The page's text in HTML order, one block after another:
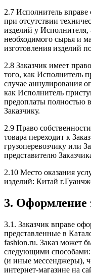
2.7 Исполнитель вправе
при отсутствии
изделий у Исполнителя,
необходимого сырья и
изготовления изделий
2.8 Заказчик имеет
того, как Исполнитель
случае аннулирования
как Исполнитель
предоплаты полностью
Заказчику.
2.9 Право
товара переходит к
грузоперевозчику или
представителю
2.10 Место оказания
изделий: Китай
3. Оформление
3.1. Заказчик вправе
представленные в
fashion.ru. Заказ может
следующими способами:
(и иные мессенджеры),
интернет-магазине на